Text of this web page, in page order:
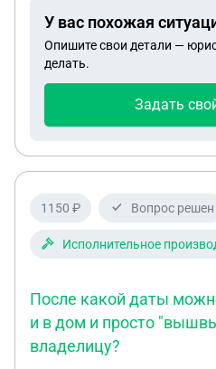
Если я отдам свою долю
ли возвращать
У вас похожая
Опишите свои детали —
делать.
Задать
1150 ₽ Вопрос решен
Исполнительное
После какой даты
и в дом и просто
владелицу?